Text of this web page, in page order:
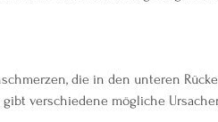
die in den unteren
verschiedene mögliche